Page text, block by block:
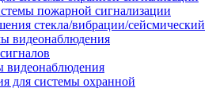
пожарной сигнализации
стекла/вибрации/сейсмический
видеонаблюдения
видеонаблюдения
для системы охранной